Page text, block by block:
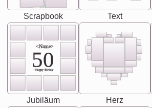
Scrapbook Text
<Name>
50
-Happy Birday-
Jubiläum Herz